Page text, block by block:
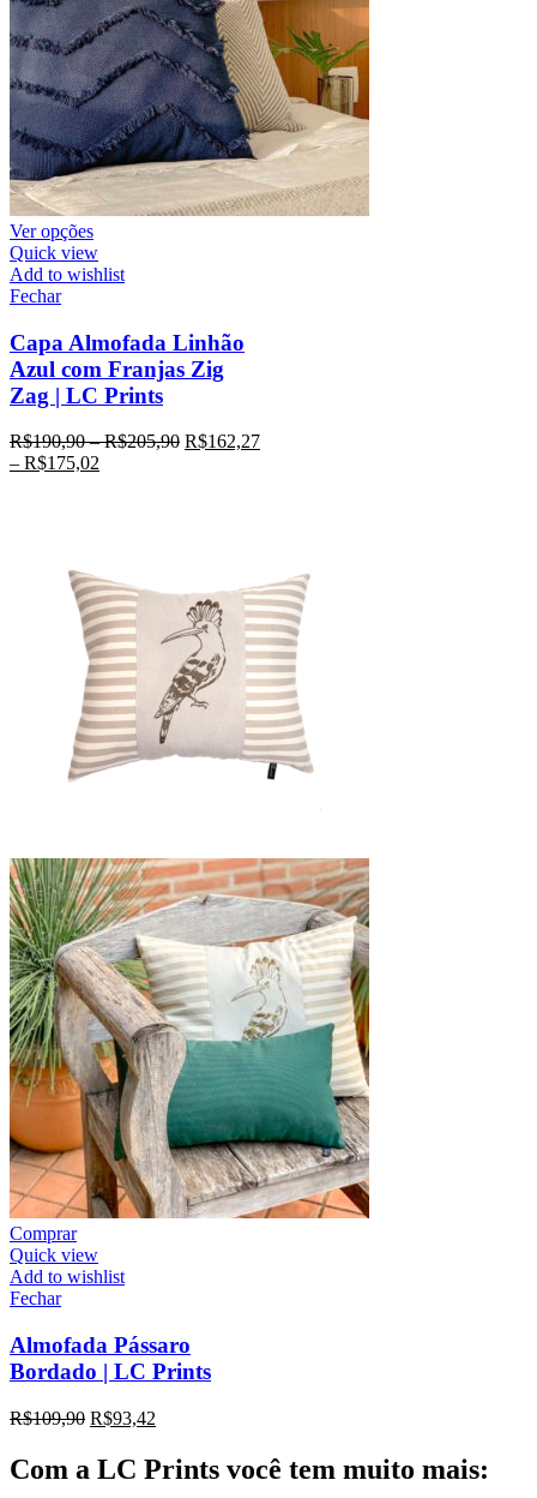
Ver opções
Quick view
Add to wishlist
Fechar
Capa Almofada Linhão
Azul com Franjas Zig
Zag | LC Prints
R$190,90–R$205,90 R$162,27
– R$175,02
Comprar
Quick view
Add to wishlist
Fechar
Almofada Pássaro
Bordado | LC Prints
R$109,90 R$93,42
Com a LC Prints você tem muito mais: